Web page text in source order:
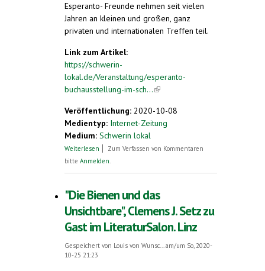
Esperanto- Freunde nehmen seit vielen
Jahren an kleinen und großen, ganz
privaten und internationalen Treffen teil.
Link zum Artikel:
https://schwerin-
lokal.de/Veranstaltung/esperanto-
buchausstellung-im-sch...(link is external)
Veröffentlichung: 2020-10-08
Medientyp: Internet-Zeitung
Medium: Schwerin lokal
Weiterlesen über Esperanto-Buchausstellung im
Zum Verfassen von Kommentaren
bitte Anmelden.
"Die Bienen und das
Unsichtbare", Clemens J. Setz zu
Gast im LiteraturSalon. Linz
Gespeichert von Louis von Wunsc...am/um So, 2020-
10-25 21:23